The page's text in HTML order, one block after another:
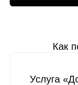
Как
Услуга